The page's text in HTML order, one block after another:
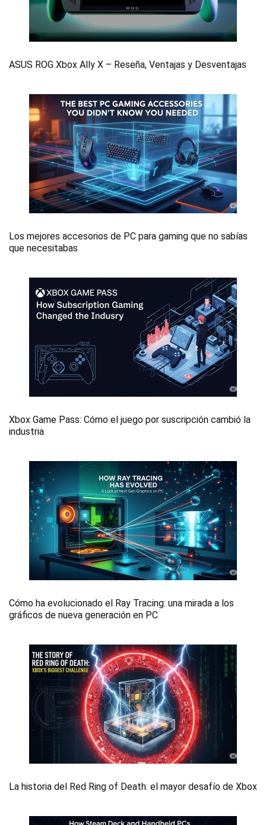
ASUS ROG Xbox Ally X – Reseña, Ventajas y Desventajas
Los mejores accesorios de PC para gaming que no sabías
que necesitabas
Xbox Game Pass: Cómo el juego por suscripción cambió la
industria
Cómo ha evolucionado el Ray Tracing: una mirada a los
gráficos de nueva generación en PC
La historia del Red Ring of Death: el mayor desafío de Xbox